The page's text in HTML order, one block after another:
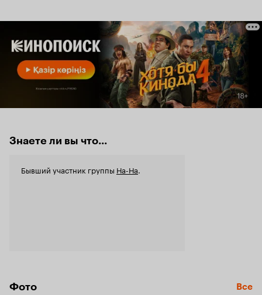
Знаете ли вы что...
Бывший участник группы На-На.
Фото Все